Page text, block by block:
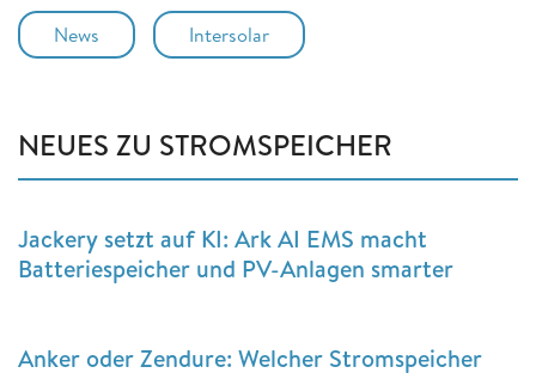
News Intersolar
NEUES ZU STROMSPEICHER
Jackery setzt auf KI: Ark AI EMS macht
Batteriespeicher und PV-Anlagen smarter
Anker oder Zendure: Welcher Stromspeicher